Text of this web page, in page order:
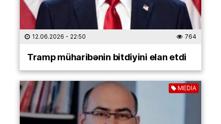
12.06.2026 - 22:50 764
Tramp müharibənin bitdiyini elan etdi
MEDİA